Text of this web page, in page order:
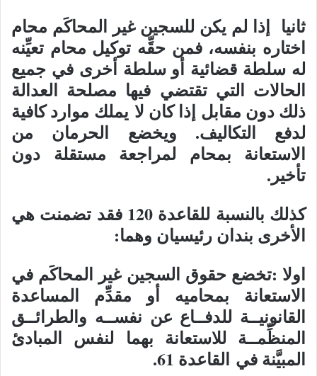
ثانيا إذا لم يكن للسجين غير المحاكَم محام
اختاره بنفسه، فمن حقِّه توكيل محام تعيِّنه
له سلطة قضائية أو سلطة أخرى في جميع
الحالات التي تقتضي فيها مصلحة العدالة
ذلك دون مقابل إذا كان لا يملك موارد كافية
لدفع التكاليف. ويخضع الحرمان من
الاستعانة بمحام لمراجعة مستقلة دون
تأخير.
كذلك بالنسبة للقاعدة 120 فقد تضمنت هي
الأخرى بندان رئيسيان وهما:
اولا :تخضع حقوق السجين غير المحاكَم في
الاستعانة بمحاميه أو مقدِّم المساعدة
القانونيــة للدفــاع عن نفســه والطرائــق
المنظِّمــة للاستعانة بهما لنفس المبادئ
المبيَّنة في القاعدة 61.